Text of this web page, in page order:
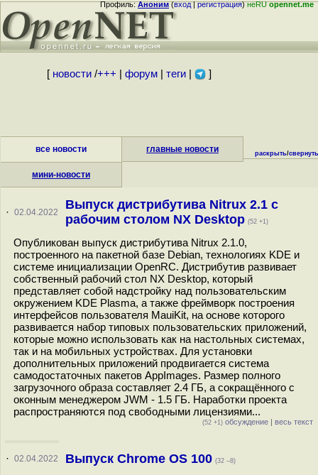
Профиль:Аноним(вход|регистрация)неRUopennet.me
[ новости/+++ форум| теги| ]
все новости главные новости
мини-новости
раскрыть/свернуть
· 02.04.2022
Выпуск дистрибутива Nitrux 2.1 с
рабочим столом NX Desktop (52 +1)
Опубликован выпуск дистрибутива Nitrux 2.1.0,
построенного на пакетной базе Debian, технологиях KDE и
системе инициализации OpenRC. Дистрибутив развивает
собственный рабочий стол NX Desktop, который
представляет собой надстройку над пользовательским
окружением KDE Plasma, а также фреймворк построения
интерфейсов пользователя MauiKit, на основе которого
развивается набор типовых пользовательских приложений,
которые можно использовать как на настольных системах,
так и на мобильных устройствах. Для установки
дополнительных приложений продвигается система
самодостаточных пакетов AppImages. Размер полного
загрузочного образа составляет 2.4 ГБ, а сокращённого с
оконным менеджером JWM - 1.5 ГБ. Наработки проекта
распространяются под свободными лицензиями...
(52 +1) обсуждение | весь текст
· 02.04.2022 Выпуск Chrome OS 100 (32 –8)